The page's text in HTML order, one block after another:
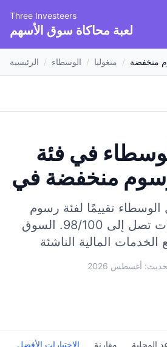
Three Investeers
لعبة محاكاة سوق الأسهم
الرئيسية / الوسطاء / منغوليا / منخفضة
في فئة
منخفضة
تقييمًا لفئة رسوم
إلى 98/100.
السوق
أغسطس 2026
الاختيارات الأفضل مقارنة المحلية